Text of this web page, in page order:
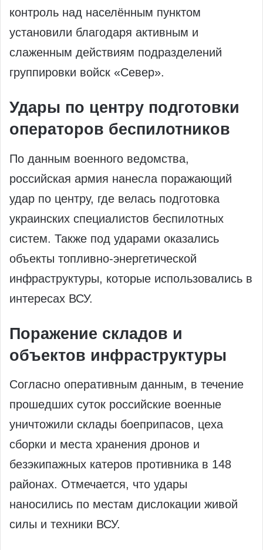
контроль над населённым пунктом
установили благодаря активным и
слаженным действиям подразделений
группировки войск «Север».
Удары по центру подготовки
операторов беспилотников
По данным военного ведомства,
российская армия нанесла поражающий
удар по центру, где велась подготовка
украинских специалистов беспилотных
систем. Также под ударами оказались
объекты топливно-энергетической
инфраструктуры, которые использовались в
интересах ВСУ.
Поражение складов и
объектов инфраструктуры
Согласно оперативным данным, в течение
прошедших суток российские военные
уничтожили склады боеприпасов, цеха
сборки и места хранения дронов и
безэкипажных катеров противника в 148
районах. Отмечается, что удары
наносились по местам дислокации живой
силы и техники ВСУ.